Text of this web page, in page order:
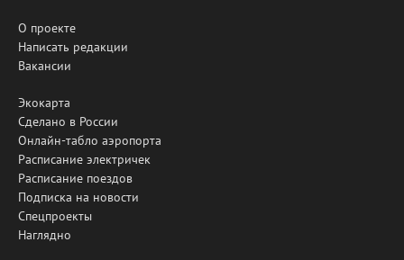
О проекте
Написать редакции
Вакансии
Экокарта
Сделано в России
Онлайн-табло аэропорта
Расписание электричек
Расписание поездов
Подписка на новости
Спецпроекты
Наглядно